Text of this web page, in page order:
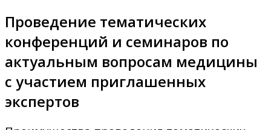
Проведение тематических
конференций и семинаров по
актуальным вопросам медицины
с участием приглашенных
экспертов